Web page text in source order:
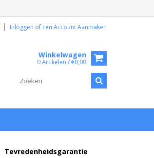
Inloggen of Een Account Aanmaken
Winkelwagen
0 Artikelen / €0,00
Tevredenheidsgarantie